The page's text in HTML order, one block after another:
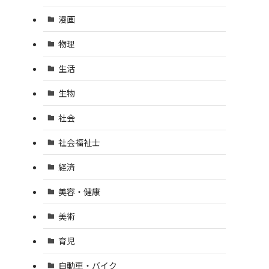
漫画
物理
生活
生物
社会
社会福祉士
経済
美容・健康
美術
育児
自動車・バイク